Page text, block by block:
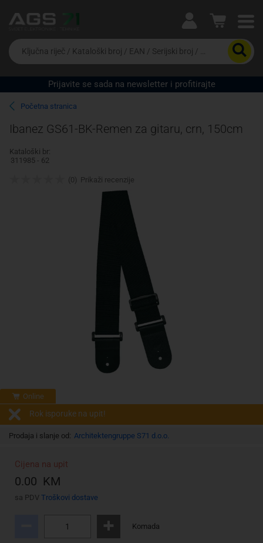
Ova postavka prilagođava asortiman proizvoda i
cijene vašim potrebama.
Da
biste
potražili
proizvod,
unesite
ključnu
riječ,
kataloški
broj,
EAN
ili
Prijavite se sada na newsletter i profitirajte
Početna stranica
Ibanez GS61-BK-Remen za gitaru, crn, 150cm
Kataloški br:
311985 - 62
Online
Rok isporuke na upit!
Prodaja i slanje od: Architektengruppe S71 d.o.o.
Cijena na upit
0.00 KM
sa PDV Troškovi dostave
Komada
(0) Prikaži recenzije